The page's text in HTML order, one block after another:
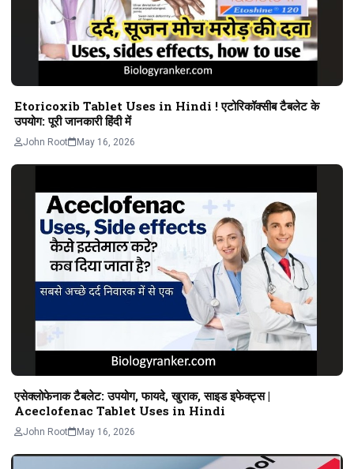
Etoricoxib Tablet Uses in Hindi ! एटोरिकॉक्सीब टैबलेट के
उपयोग: पूरी जानकारी हिंदी में
John Root May 16, 2026
एसेक्लोफेनाक टैबलेट: उपयोग, फायदे, खुराक, साइड इफेक्ट्स |
Aceclofenac Tablet Uses in Hindi
John Root May 16, 2026